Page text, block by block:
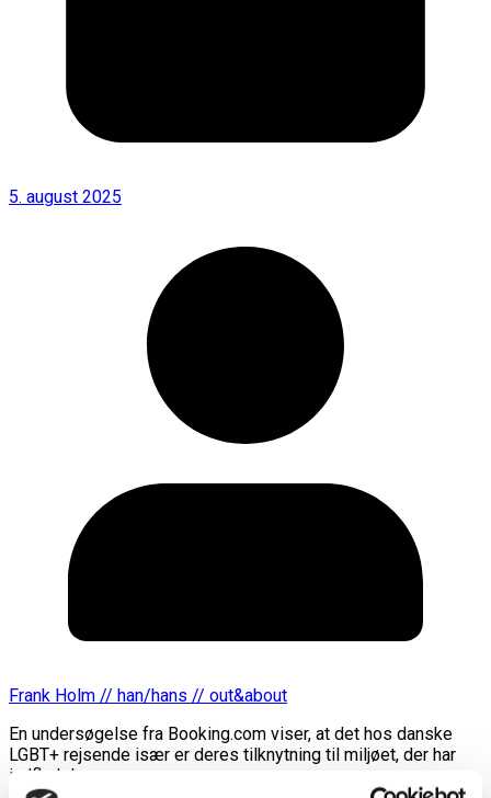
5. august 2025
Frank Holm // han/hans // out&about
En undersøgelse fra Booking.com viser, at det hos danske
LGBT+ rejsende især er deres tilknytning til miljøet, der har
indflydelse